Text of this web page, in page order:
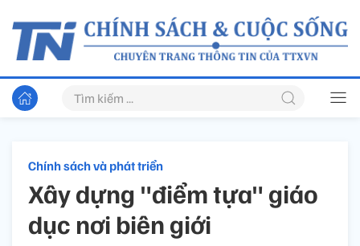
Chính sách và phát triển
Xây dựng "điểm tựa" giáo
dục nơi biên giới